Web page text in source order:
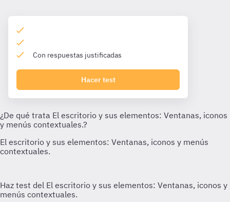
Con respuestas justificadas
Hacer test